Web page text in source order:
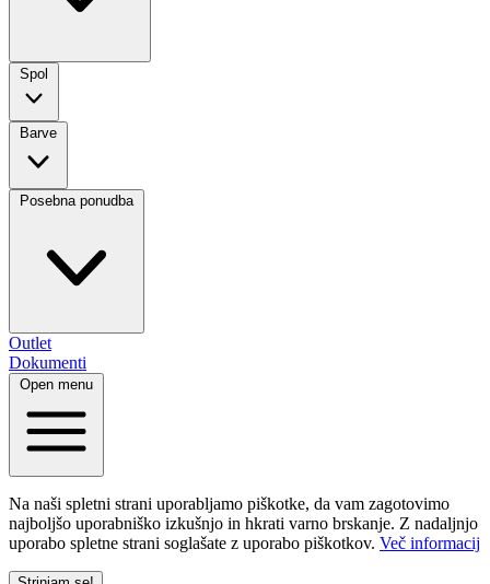
Spol
Barve
Posebna ponudba
Outlet
Dokumenti
Open menu
Na naši spletni strani uporabljamo piškotke, da vam zagotovimo
najboljšo uporabniško izkušnjo in hkrati varno brskanje. Z nadaljnjo
uporabo spletne strani soglašate z uporabo piškotkov. Več informacij